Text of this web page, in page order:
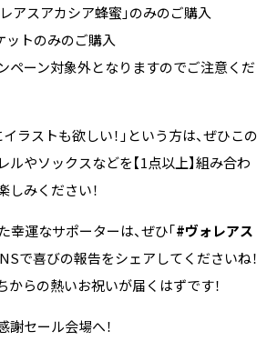
レアスアカシア蜂蜜」のみのご購入
ットのみのご購入
ペーン対象外となりますのでご注意くだ
ラストも欲しい！」という方は、ぜひこの
ルやソックスなどを【1点以上】組み合わ
みください！
幸運なサポーターは、ぜひ「#ヴォレアス
で喜びの報告をシェアしてくださいね！
からの熱いお祝いが届くはずです！
セール会場へ！